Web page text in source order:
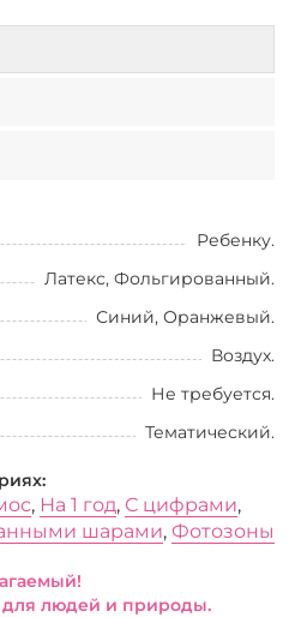
Ребенку.
Латекс, Фольгированный.
Синий, Оранжевый.
Воздух.
Не требуется.
Тематический.
, На 1 год, С цифрами,
шарами, Фотозоны
людей и природы.